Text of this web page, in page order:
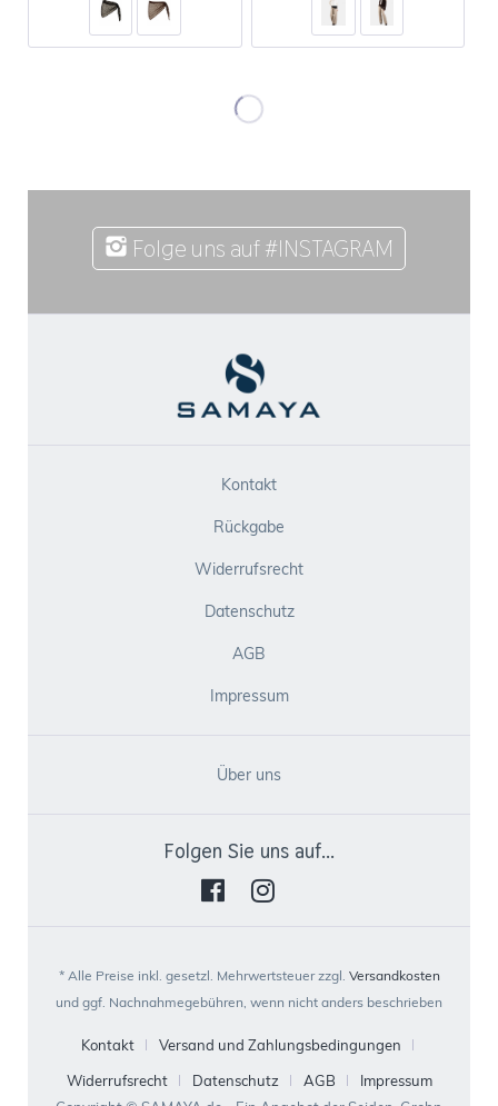
Folge uns auf #INSTAGRAM
Kontakt
Rückgabe
Widerrufsrecht
Datenschutz
AGB
Impressum
Über uns
Folgen Sie uns auf...
* Alle Preise inkl. gesetzl. Mehrwertsteuer zzgl. Versandkosten
und ggf. Nachnahmegebühren, wenn nicht anders beschrieben
Kontakt
Versand und Zahlungsbedingungen
Widerrufsrecht
Datenschutz AGB
Impressum